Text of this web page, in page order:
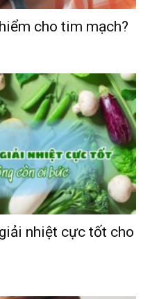
cho tim mạch?
nhiệt cực tốt cho